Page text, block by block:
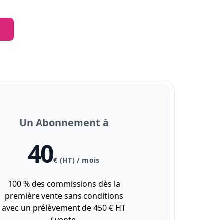
Un Abonnement à
40€ (HT) / mois
100 % des commissions dès la
première vente sans conditions
avec un prélèvement de 450 € HT